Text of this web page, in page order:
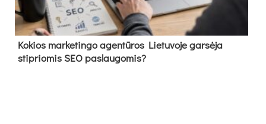
Kokios marketingo agentūros Lietuvoje garsėja
stipriomis SEO paslaugomis?